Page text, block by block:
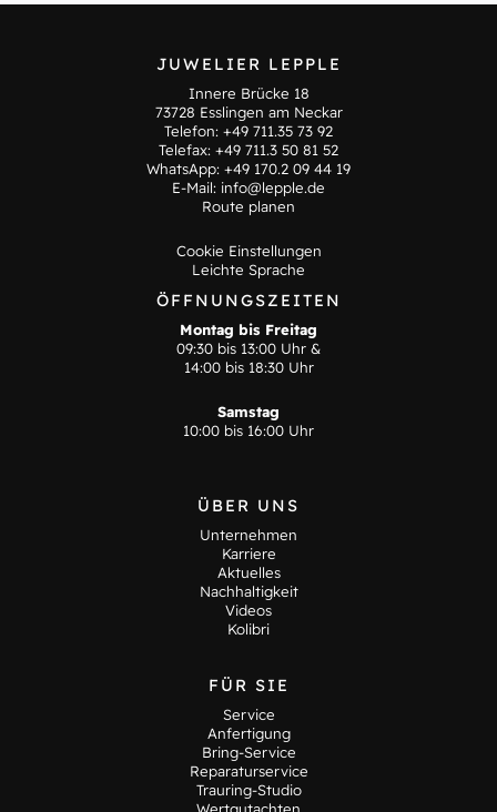
JUWELIER LEPPLE
Innere Brücke 18
73728 Esslingen am Neckar
Telefon: +49 711.35 73 92
Telefax: +49 711.3 50 81 52
WhatsApp: +49 170.2 09 44 19
E-Mail: info@lepple.de
Route planen
Cookie Einstellungen
Leichte Sprache
ÖFFNUNGSZEITEN
Montag bis Freitag
09:30 bis 13:00 Uhr &
14:00 bis 18:30 Uhr
Samstag
10:00 bis 16:00 Uhr
ÜBER UNS
Unternehmen
Karriere
Aktuelles
Nachhaltigkeit
Videos
Kolibri
FÜR SIE
Service
Anfertigung
Bring-Service
Reparaturservice
Trauring-Studio